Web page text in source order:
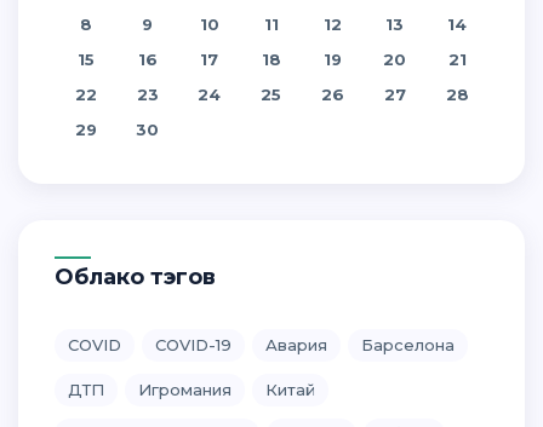
8
9 10 11 12 13
14
15
16 17 18 19 20
21
22
23 24 25 26 27
28
29
30
Облако тэгов
COVID COVID-19 Авария Барселона
ДТП Игромания Китай